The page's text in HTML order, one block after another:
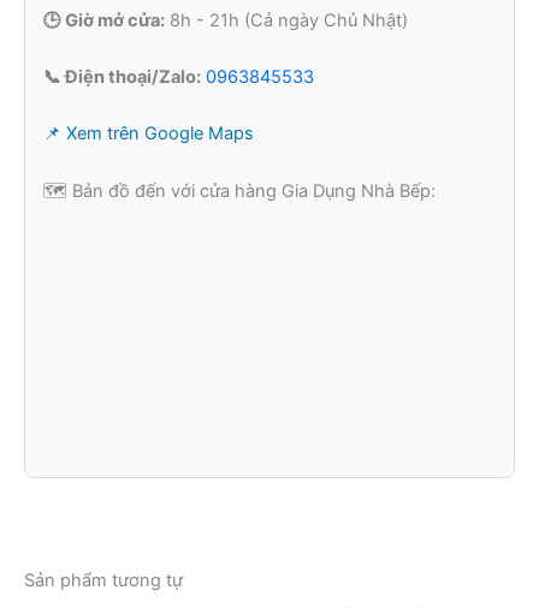
🕒 Giờ mở cửa: 8h - 21h (Cả ngày Chủ Nhật)
📞 Điện thoại/Zalo: 0963845533
📌 Xem trên Google Maps
🗺️ Bản đồ đến với cửa hàng Gia Dụng Nhà Bếp:
Sản phẩm tương tự